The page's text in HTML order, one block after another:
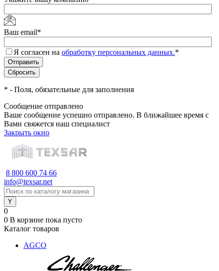
Ваш email*
Я согласен на обработку персональных данных.*
* - Поля, обязательные для заполнения
Сообщение отправлено
Ваше сообщение успешно отправлено. В ближайшее время с
Вами свяжется наш специалист
Закрыть окно
8 800 600 74 66
info@texsar.net
0
0 В корзине пока пусто
Каталог товаров
AGCO